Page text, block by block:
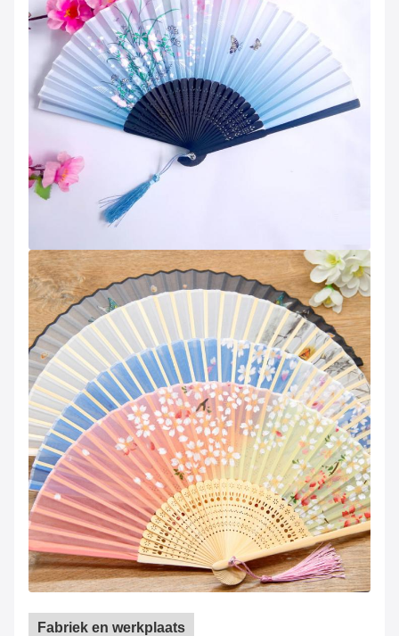
Fabriek en werkplaats